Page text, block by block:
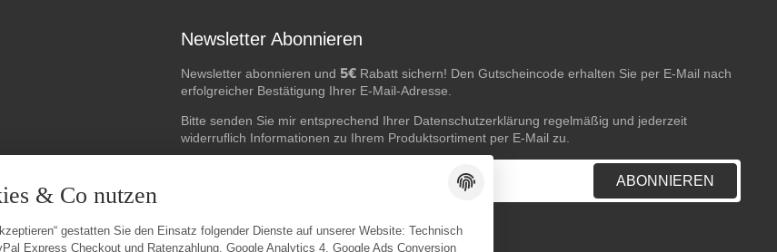
Newsletter Abonnieren
Newsletter abonnieren und 5€ Rabatt sichern! Den Gutscheincode erhalten Sie per E-Mail nach
erfolgreicher Bestätigung Ihrer E-Mail-Adresse.
Bitte senden Sie mir entsprechend Ihrer Datenschutzerklärung regelmäßig und jederzeit
widerruflich Informationen zu Ihrem Produktsortiment per E-Mail zu.
ABONNIEREN
& Co nutzen
gestatten Sie den Einsatz folgender Dienste auf unserer Website: Technisch
Express Checkout und Ratenzahlung, Google Analytics 4, Google Ads Conversion